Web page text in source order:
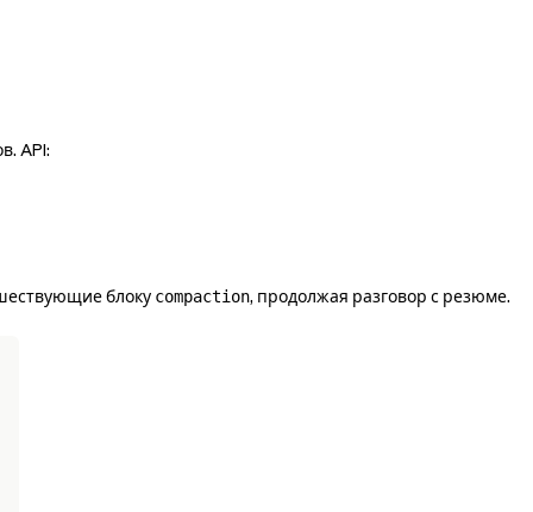
API:
блоку compaction, продолжая разговор с резюме.